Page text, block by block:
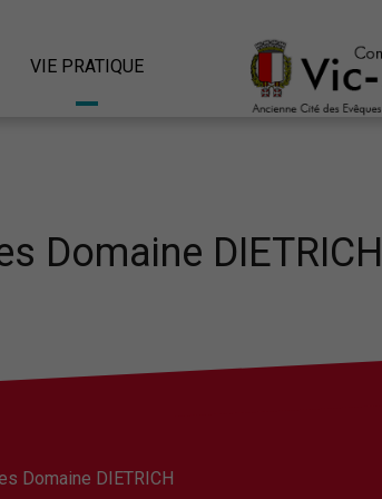
VIE PRATIQUE
Domaine DIETRICH
Domaine DIETRICH